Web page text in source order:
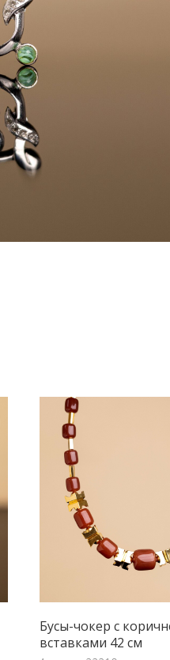
Бусы-чокер с
вставками 42 см